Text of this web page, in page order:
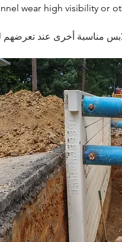
wear high visibility or
مناسبة أخرى عند